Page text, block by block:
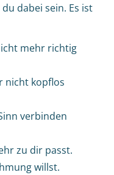
dabei sein. Es ist
mehr richtig
nicht kopflos
verbinden
zu dir passt.
willst.